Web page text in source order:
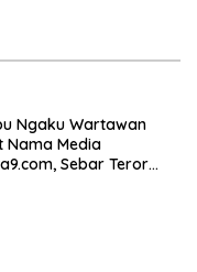
Ngaku Wartawan
Nama Media
Sebar Teror